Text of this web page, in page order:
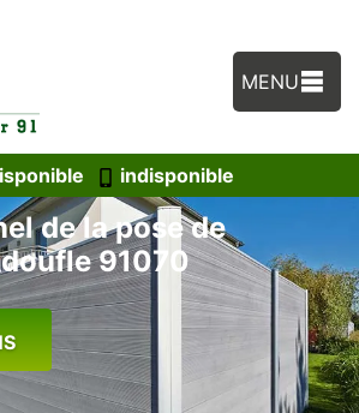
MENU
indisponible
de la pose de
91070